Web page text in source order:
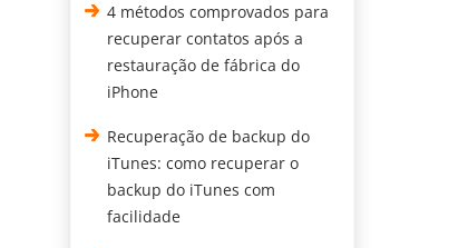
4 métodos comprovados para
recuperar contatos após a
restauração de fábrica do
iPhone
Recuperação de backup do
iTunes: como recuperar o
backup do iTunes com
facilidade